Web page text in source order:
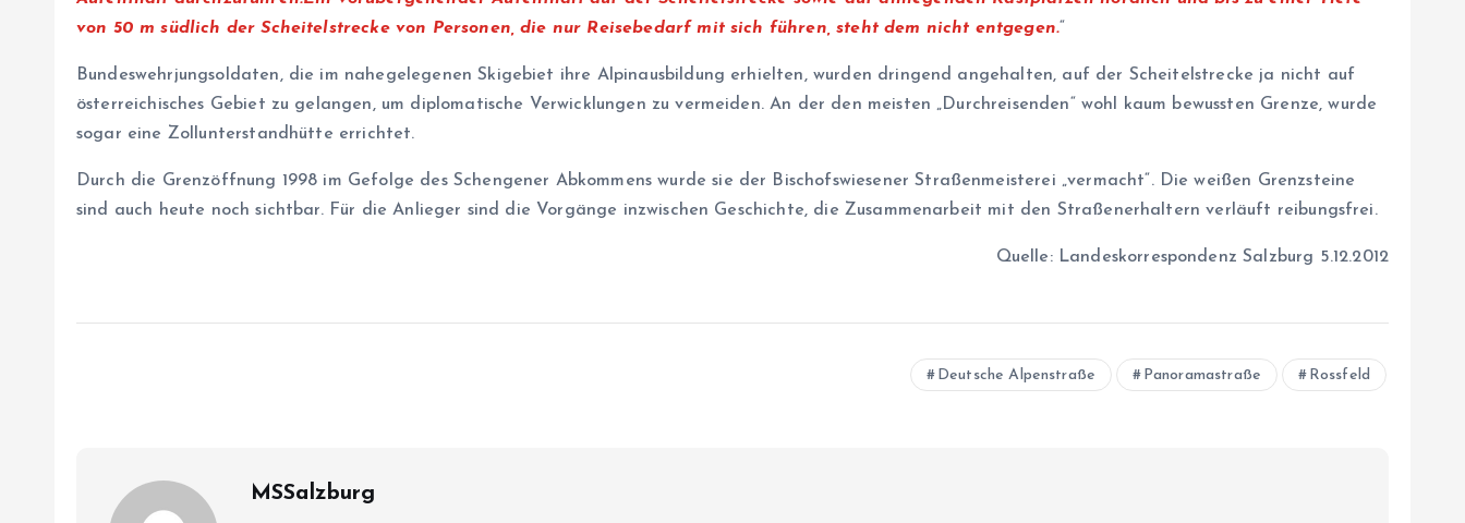
von 50 m südlich der Scheitelstrecke von Personen, die nur Reisebedarf mit sich führen, steht dem nicht entgegen.“
Bundeswehrjungsoldaten, die im nahegelegenen Skigebiet ihre Alpinausbildung erhielten, wurden dringend angehalten, auf der Scheitelstrecke ja nicht auf
österreichisches Gebiet zu gelangen, um diplomatische Verwicklungen zu vermeiden. An der den meisten „Durchreisenden“ wohl kaum bewussten Grenze, wurde
sogar eine Zollunterstandhütte errichtet.
Durch die Grenzöffnung 1998 im Gefolge des Schengener Abkommens wurde sie der Bischofswiesener Straßenmeisterei „vermacht“. Die weißen Grenzsteine
sind auch heute noch sichtbar. Für die Anlieger sind die Vorgänge inzwischen Geschichte, die Zusammenarbeit mit den Straßenerhaltern verläuft reibungsfrei.
Quelle: Landeskorrespondenz Salzburg 5.12.2012
Deutsche Alpenstraße Panoramastraße Rossfeld
MSSalzburg